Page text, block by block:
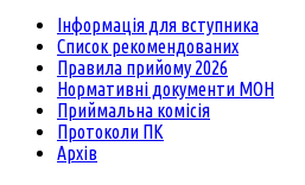
Інформація для вступника
Список рекомендованих
Правила прийому 2026
Нормативні документи МОН
Приймальна комісія
Протоколи ПК
Архів